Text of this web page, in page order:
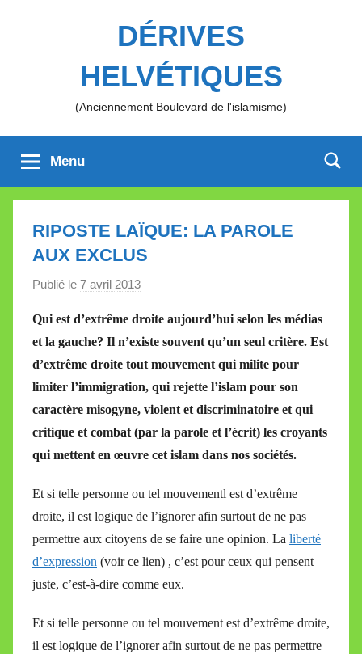
DÉRIVES
HELVÉTIQUES
(Anciennement Boulevard de l'islamisme)
Menu
RIPOSTE LAÏQUE: LA PAROLE
AUX EXCLUS
Publié le 7 avril 2013
r
M
i
r
e
i
l
e
V
a
l
t
t
Qui est d’extrême droite aujourd’hui selon les médias
et la gauche? Il n’existe souvent qu’un seul critère. Est
d’extrême droite tout mouvement qui milite pour
limiter l’immigration, qui rejette l’islam pour son
caractère misogyne, violent et discriminatoire et qui
critique et combat (par la parole et l’écrit) les croyants
qui mettent en œuvre cet islam dans nos sociétés.
Et si telle personne ou tel mouvementl est d’extrême
droite, il est logique de l’ignorer afin surtout de ne pas
permettre aux citoyens de se faire une opinion. La liberté
d’expression (voir ce lien) , c’est pour ceux qui pensent
juste, c’est-à-dire comme eux.
Et si telle personne ou tel mouvement est d’extrême droite,
il est logique de l’ignorer afin surtout de ne pas permettre